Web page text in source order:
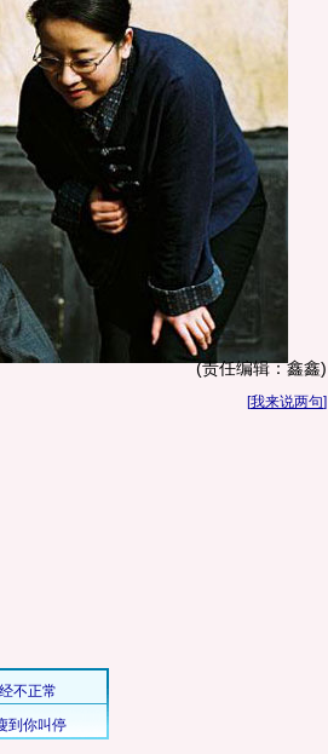
(责任编辑：鑫鑫)
[我来说两句]